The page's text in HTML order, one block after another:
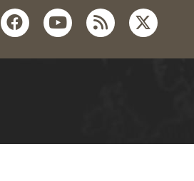
facebookyoutube
rss twitter